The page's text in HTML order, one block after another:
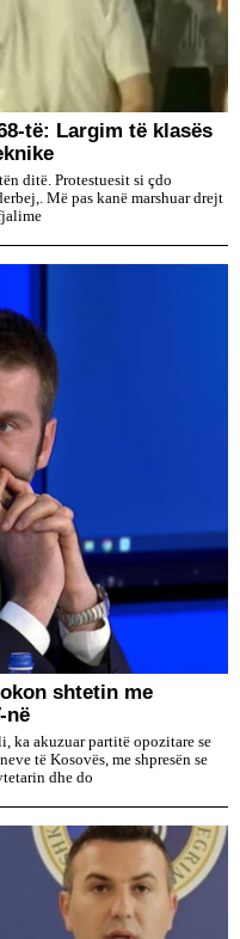
të: Largim të klasës
ditë. Protestuesit si çdo
Më pas kanë marshuar drejt
shtetin me
në
ka akuzuar partitë opozitare se
të Kosovës, me shpresën se
dhe do